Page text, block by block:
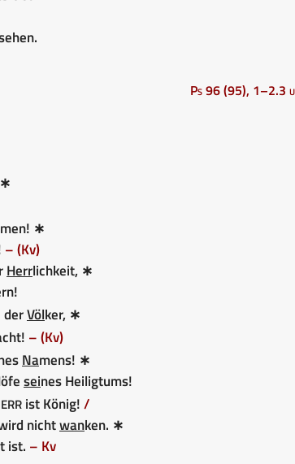
Ps 96 (95), 1–2.3
men! ∗
– (Kv)
Herrlichkeit, ∗
derVölker, ∗
– (Kv)
Namens! ∗
seines Heiligtums!
ist König!/
nichtwanken. ∗
ist. – Kv